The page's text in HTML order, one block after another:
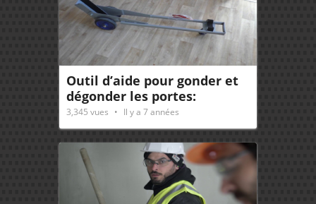
Outil d’aide pour gonder et
dégonder les portes:
Doorjack
3,345 vues Il y a 7 années